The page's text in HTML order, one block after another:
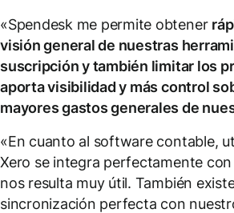
«Spendesk me permite obtener
visión general de nuestras
suscripción y también limitar los
aporta visibilidad y más control
mayores gastos generales de
«En cuanto al software contable,
Xero se integra perfectamente
nos resulta muy útil. También
sincronización perfecta con